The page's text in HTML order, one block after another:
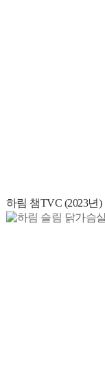
하림 챔TVC (2023년)